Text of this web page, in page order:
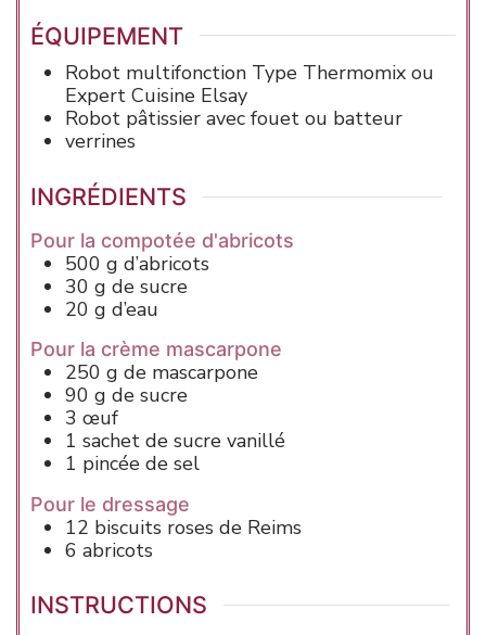
ÉQUIPEMENT
Robot multifonction Type Thermomix ou
Expert Cuisine Elsay
Robot pâtissier avec fouet ou batteur
verrines
INGRÉDIENTS
Pour la compotée d'abricots
500 g d’abricots
30 g de sucre
20 g d’eau
Pour la crème mascarpone
250 g de mascarpone
90 g de sucre
3 œuf
1 sachet de sucre vanillé
1 pincée de sel
Pour le dressage
12 biscuits roses de Reims
6 abricots
INSTRUCTIONS